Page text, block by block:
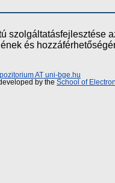
szolgáltatásfejlesztése
és
AT uni-bge.hu
by the School of